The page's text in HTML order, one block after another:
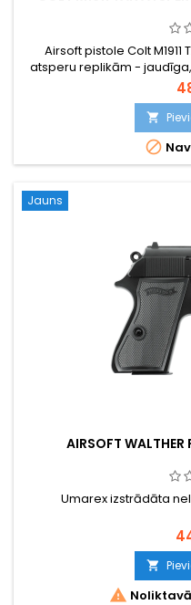
Airsoft pistole Colt
atsperu replikām -
viegli lietojama. Ar


Jauns
AIRSOFT WALTHER
Umarex izstrādāta

